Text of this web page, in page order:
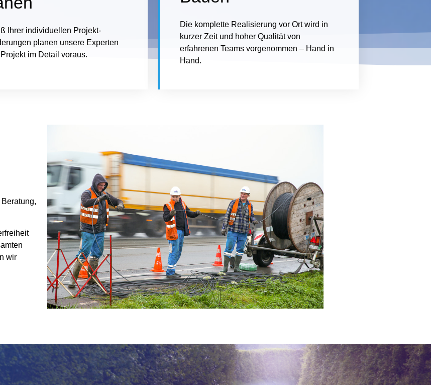
Ihrer individuellen Projekt-
planen unsere Experten
im Detail voraus.
Die komplette Realisierung vor Ort wird in
kurzer Zeit und hoher Qualität von
erfahrenen Teams vorgenommen – Hand in
Hand.
wir